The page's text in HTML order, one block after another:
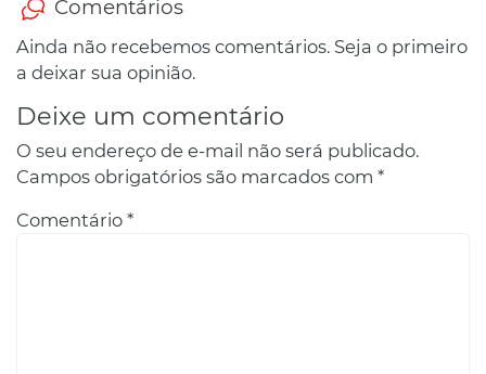
Comentários
Ainda não recebemos comentários. Seja o primeiro
a deixar sua opinião.
Deixe um comentário
O seu endereço de e-mail não será publicado.
Campos obrigatórios são marcados com *
Comentário *